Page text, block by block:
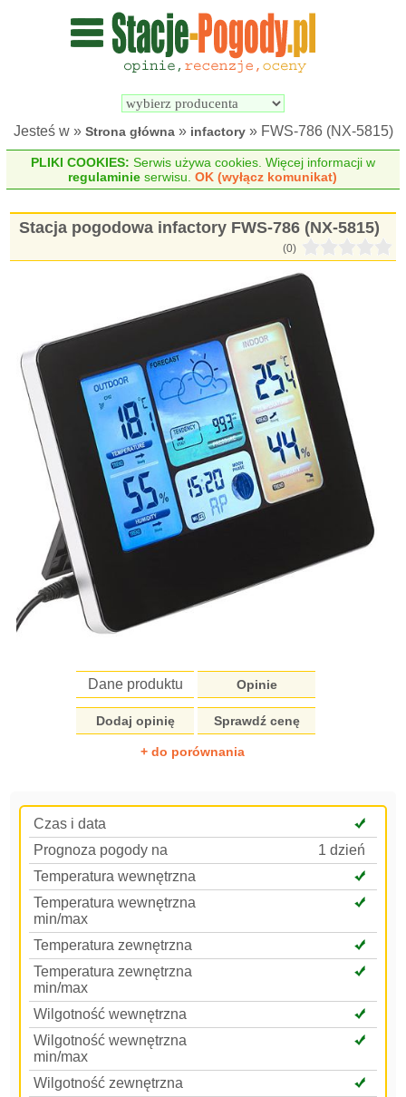
Wyszukiwarka
pogodowych
Jesteś w » Strona główna» infactory» FWS-786 (NX-5815)
PLIKI COOKIES: Serwis używa cookies. Więcej informacji w
regulaminie serwisu.OK (wyłącz komunikat)
Stacja pogodowa infactory FWS-786 (NX-5815)
(0)
Dane produktu Opinie
Dodaj opinię Sprawdź cenę
+ do porównania
Czas i data
Prognoza pogody na
1 dzień
Temperatura wewnętrzna
Temperatura wewnętrzna
min/max
Temperatura zewnętrzna
Temperatura zewnętrzna
min/max
Wilgotność wewnętrzna
Wilgotność wewnętrzna
min/max
Wilgotność zewnętrzna